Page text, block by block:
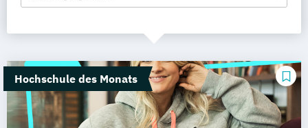
Hochschule des Monats